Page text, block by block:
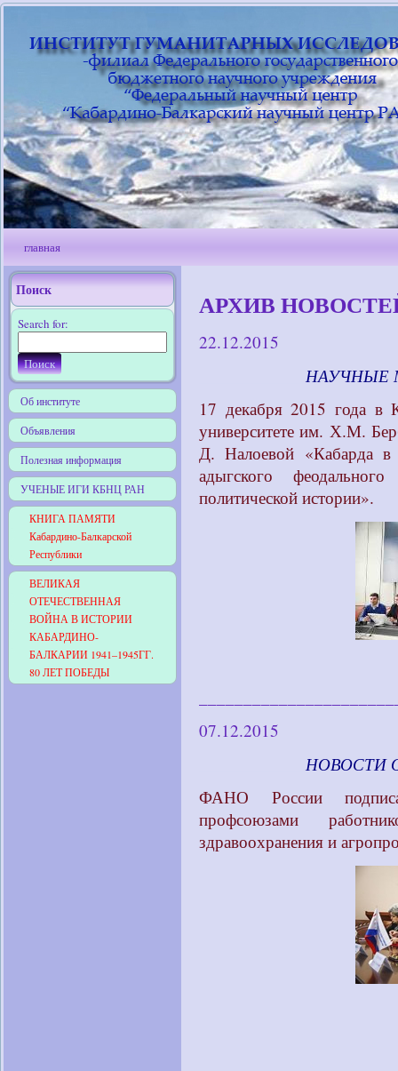
главная
Поиск
Search for:
Об институте
Объявления
Полезная информация
УЧЕНЫЕ ИГИ КБНЦ РАН
КНИГА ПАМЯТИ
Кабардино-Балкарской
Республики
ВЕЛИКАЯ
ОТЕЧЕСТВЕННАЯ
ВОЙНА В ИСТОРИИ
КАБАРДИНО-
БАЛКАРИИ 1941–1945ГГ.
80 ЛЕТ ПОБЕДЫ
АРХИВ НОВОСТЕЙ
22.12.2015
НАУЧНЫЕ
17 декабря 2015 года в
университете им. Х.М.
Д. Налоевой «Кабарда в
адыгского
политической истории».
07.12.2015
НОВОСТИ
ФАНО России
профсоюзами
здравоохранения и